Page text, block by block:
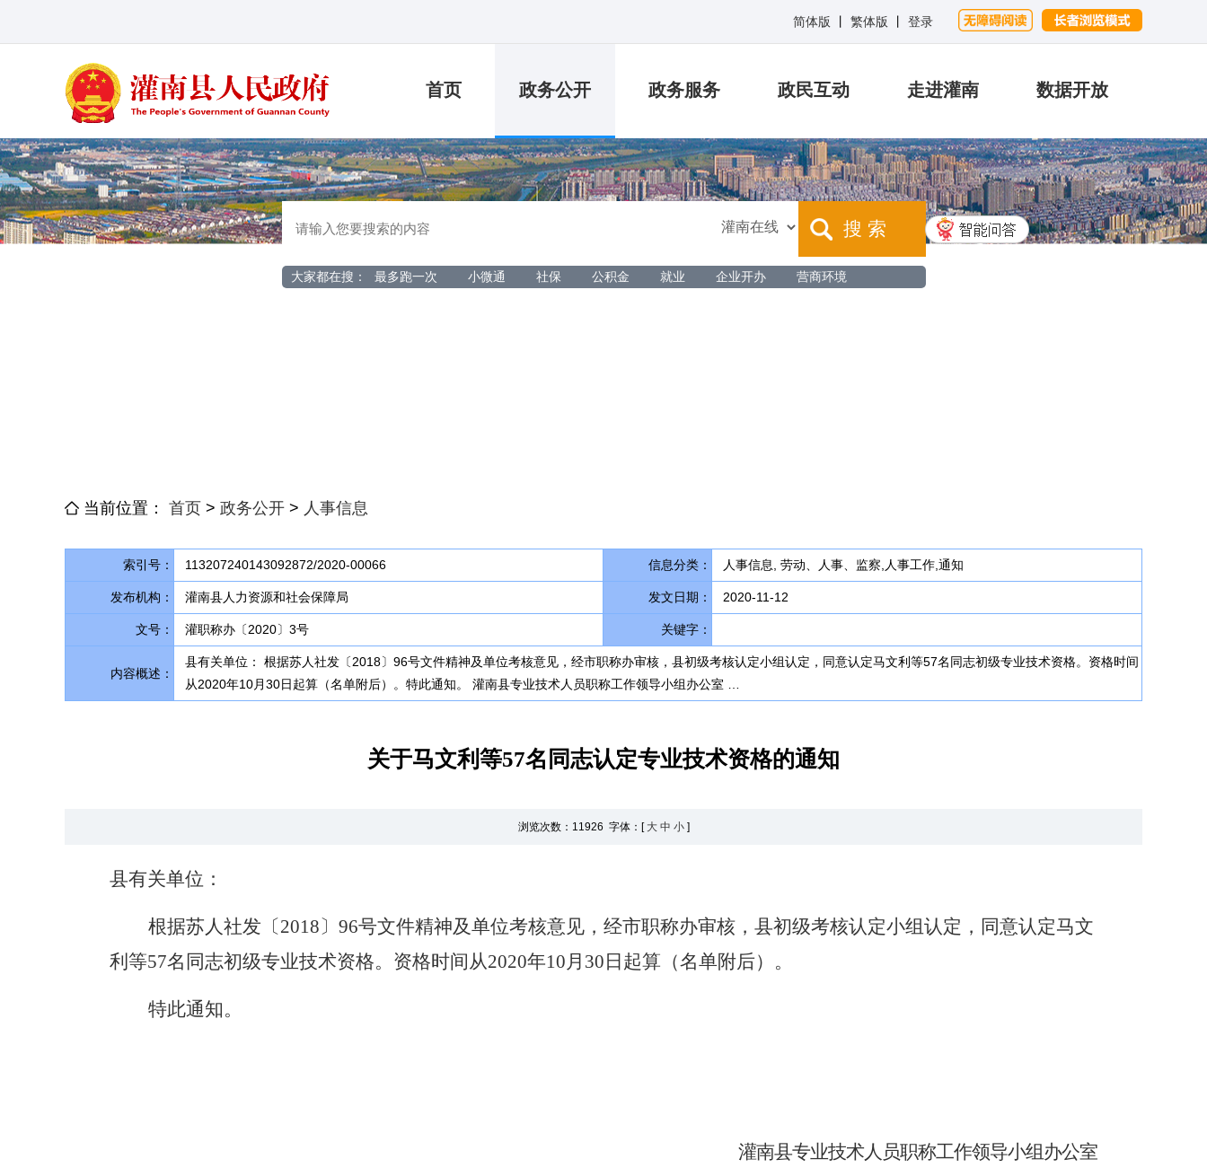
简体版 繁体版 登录
首页 政务公开 政务服务 政民互动 走进灌南 数据开放
搜 索
大家都在搜： 最多跑一次 小微通 社保 公积金 就业 企业开办 营商环境
当前位置： 首页 > 政务公开 > 人事信息
索引号： 113207240143092872/2020-00066 信息分类： 人事信息, 劳动、人事、监察,人事工作,通知
发布机构： 灌南县人力资源和社会保障局 发文日期： 2020-11-12
文号： 灌职称办〔2020〕3号 关键字：
内容概述：
县有关单位： 根据苏人社发〔2018〕96号文件精神及单位考核意见，经市职称办审核，县初级考核认定小组认定，同意认定马文利等57名同志初级专业技术资格。资格时间
从2020年10月30日起算（名单附后）。特此通知。 灌南县专业技术人员职称工作领导小组办公室 …
关于马文利等57名同志认定专业技术资格的通知
浏览次数： 11926 字体：[ 大 中 小]
县有关单位 ：
根据苏人社发 〔2018〕 96号文件精神及单位考核意见 ， 经市职称办审核，县初级考核认定小组认定，同意认定马文
利等57名同志初级专业技术资格。资格时间从2020年10月 30 日起算（名单附后）。
特此通知。
灌南县专业技术人员职称工作领导小组办公室